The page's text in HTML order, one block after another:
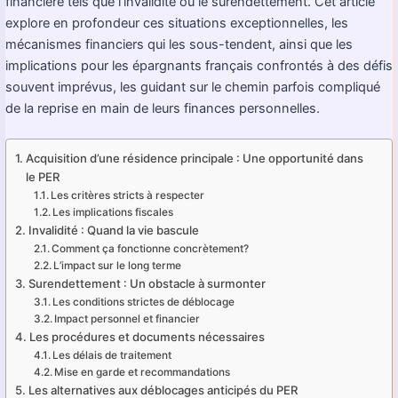
explore en profondeur ces situations exceptionnelles, les
mécanismes financiers qui les sous-tendent, ainsi que les
implications pour les épargnants français confrontés à des défis
souvent imprévus, les guidant sur le chemin parfois compliqué
de la reprise en main de leurs finances personnelles.
Acquisition d’une résidence principale : Une opportunité dans
le PER
Les critères stricts à respecter
Les implications fiscales
Invalidité : Quand la vie bascule
Comment ça fonctionne concrètement?
L’impact sur le long terme
Surendettement : Un obstacle à surmonter
Les conditions strictes de déblocage
Impact personnel et financier
Les procédures et documents nécessaires
Les délais de traitement
Mise en garde et recommandations
Les alternatives aux déblocages anticipés du PER